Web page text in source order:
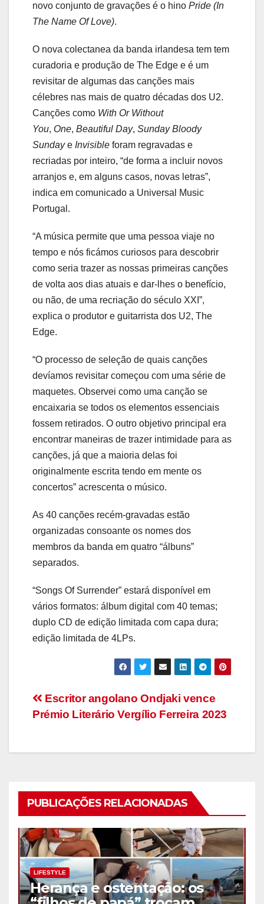
novo conjunto de gravações é o hino Pride (In
The Name Of Love).
O nova colectanea da banda irlandesa tem tem
curadoria e produção de The Edge e é um
revisitar de algumas das canções mais
célebres nas mais de quatro décadas dos U2.
Canções como With Or Without
You, One, Beautiful Day, Sunday Bloody
Sundaye Invisible foram regravadas e
recriadas por inteiro, “de forma a incluir novos
arranjos e, em alguns casos, novas letras”,
indica em comunicado a Universal Music
Portugal.
“A música permite que uma pessoa viaje no
tempo e nós ficámos curiosos para descobrir
como seria trazer as nossas primeiras canções
de volta aos dias atuais e dar-lhes o benefício,
ou não, de uma recriação do século XXI”,
explica o produtor e guitarrista dos U2, The
Edge.
“O processo de seleção de quais canções
devíamos revisitar começou com uma série de
maquetes. Observei como uma canção se
encaixaria se todos os elementos essenciais
fossem retirados. O outro objetivo principal era
encontrar maneiras de trazer intimidade para as
canções, já que a maioria delas foi
originalmente escrita tendo em mente os
concertos” acrescenta o músico.
As 40 canções recém-gravadas estão
organizadas consoante os nomes dos
membros da banda em quatro “álbuns”
separados.
“Songs Of Surrender” estará disponível em
vários formatos: álbum digital com 40 temas;
duplo CD de edição limitada com capa dura;
edição limitada de 4LPs.
Navegação
artigos
Escritor angolano Ondjaki vence
Prémio Literário Vergílio Ferreira 2023
PUBLICAÇÕES RELACIONADAS
LIFESTYLE
Herança e ostentação: os